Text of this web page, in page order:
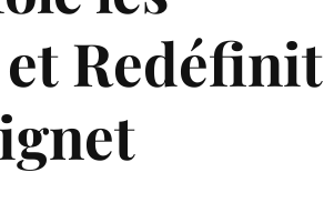
Redéfinit